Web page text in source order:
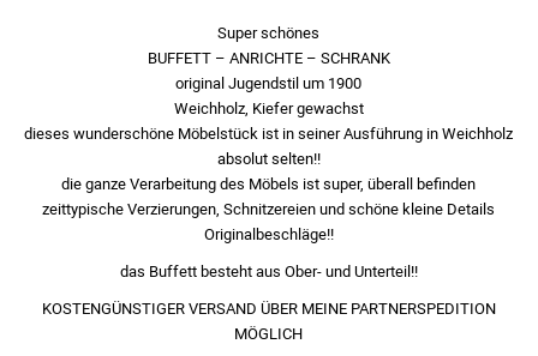
Super schönes
BUFFETT – ANRICHTE – SCHRANK
original Jugendstil um 1900
Weichholz, Kiefer gewachst
dieses wunderschöne Möbelstück ist in seiner Ausführung in Weichholz
absolut selten!!
die ganze Verarbeitung des Möbels ist super, überall befinden
zeittypische Verzierungen, Schnitzereien und schöne kleine Details
Originalbeschläge!!
das Buffett besteht aus Ober- und Unterteil!!
KOSTENGÜNSTIGER VERSAND ÜBER MEINE PARTNERSPEDITION
MÖGLICH